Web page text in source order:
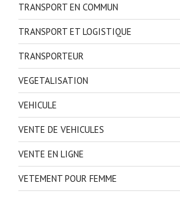
TRANSPORT EN COMMUN
TRANSPORT ET LOGISTIQUE
TRANSPORTEUR
VEGETALISATION
VEHICULE
VENTE DE VEHICULES
VENTE EN LIGNE
VETEMENT POUR FEMME